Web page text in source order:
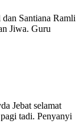
Santiana Ramli
Jiwa. Guru
Jebat selamat
tadi. Penyanyi